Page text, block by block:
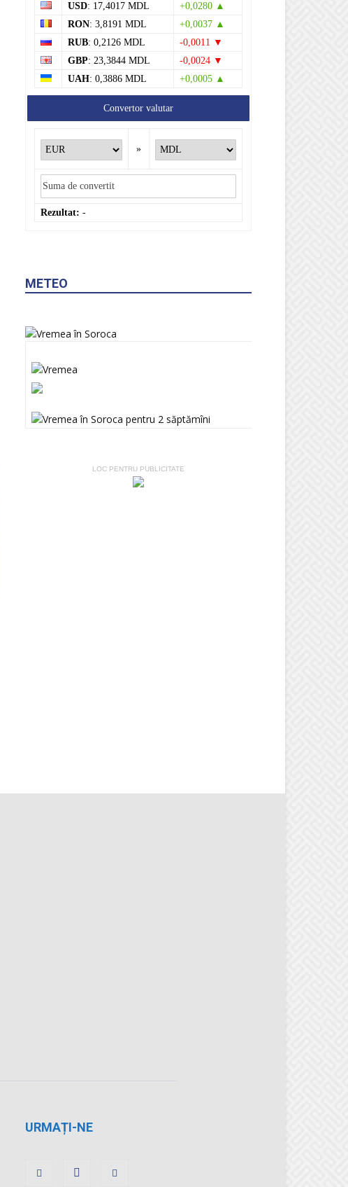
USD: 17,4017 MDL
+0,0280 ▲
RON: 3,8191 MDL
+0,0037 ▲
RUB: 0,2126 MDL
-0,0011 ▼
GBP: 23,3844 MDL
-0,0024 ▼
UAH: 0,3886 MDL +0,0005 ▲
Convertor valutar
»
Rezultat: -
METEO
LOC PENTRU PUBLICITATE
URMAȚI-NE